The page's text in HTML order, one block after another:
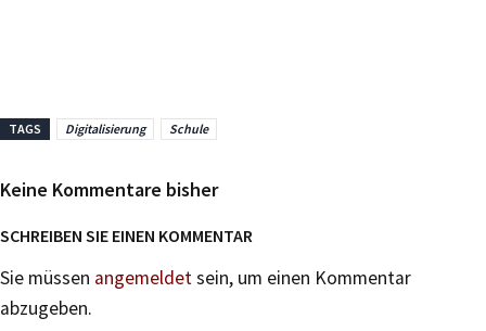
TAGS Digitalisierung Schule
Keine Kommentare bisher
SCHREIBEN SIE EINEN KOMMENTAR
Sie müssen angemeldetsein, um einen Kommentar
abzugeben.